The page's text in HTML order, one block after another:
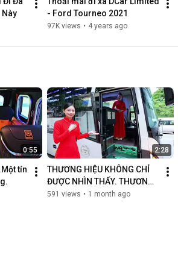
Này
- Ford Tourneo 2021
97K views • 4 years ago
0:55
tín
2:28
THƯƠNG HIỆU KHÔNG CHỈ
ĐƯỢC NHÌN THẤY. THƯƠNG
HIỆU ĐƯỢC CẢM NHẬN
591 views • 1 month ago